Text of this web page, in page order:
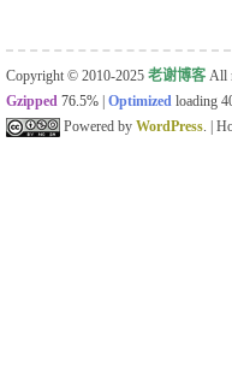
Copyright © 2010-2025 老谢博客 All
Gzipped 76.5% Optimized loading
Powered by WordPress. |